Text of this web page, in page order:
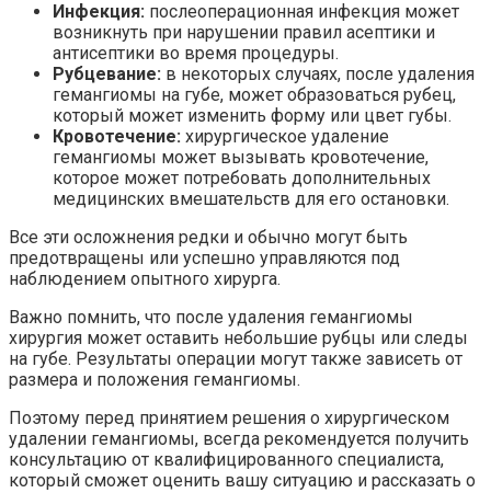
Инфекция: послеоперационная инфекция может
возникнуть при нарушении правил асептики и
антисептики во время процедуры.
Рубцевание: в некоторых случаях, после удаления
гемангиомы на губе, может образоваться рубец,
который может изменить форму или цвет губы.
Кровотечение: хирургическое удаление
гемангиомы может вызывать кровотечение,
которое может потребовать дополнительных
медицинских вмешательств для его остановки.
Все эти осложнения редки и обычно могут быть
предотвращены или успешно управляются под
наблюдением опытного хирурга.
Важно помнить, что после удаления гемангиомы
хирургия может оставить небольшие рубцы или следы
на губе. Результаты операции могут также зависеть от
размера и положения гемангиомы.
Поэтому перед принятием решения о хирургическом
удалении гемангиомы, всегда рекомендуется получить
консультацию от квалифицированного специалиста,
который сможет оценить вашу ситуацию и рассказать о